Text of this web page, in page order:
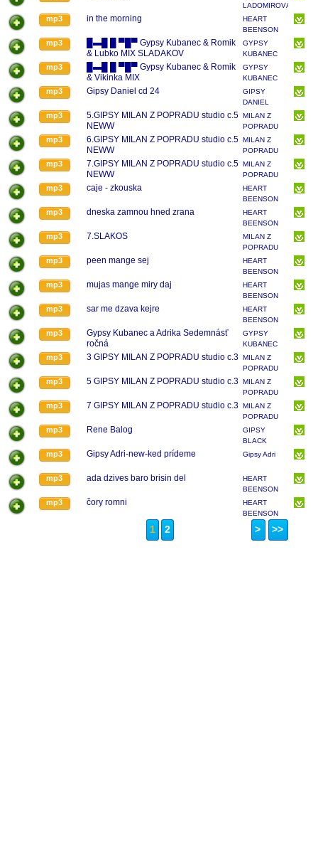
LADOMIROVÁ
mp3 in the morning
HEART
BEENSON
...BAND
mp3
█▬█ █ ▀█▀ Gypsy Kubanec & Romik
& Lubko MIX SLADAKOV
GYPSY
KUBANEC
ZDIEĽAJ
mp3
█▬█ █ ▀█▀ Gypsy Kubanec & Romik
& Vikinka MIX
GYPSY
KUBANEC
ZDIEĽAJ
mp3 Gipsy Daniel cd 24
GIPSY
DANIEL
mp3
5.GIPSY MILAN Z POPRADU studio c.5
NEWW
MILAN Z
POPRADU
mp3
6.GIPSY MILAN Z POPRADU studio c.5
NEWW
MILAN Z
POPRADU
mp3
7.GIPSY MILAN Z POPRADU studio c.5
NEWW
MILAN Z
POPRADU
mp3 caje - zkouska
HEART
BEENSON
...BAND
mp3 dneska zamnou hned zrana
HEART
BEENSON
...BAND
mp3 7.SLAKOS
MILAN Z
POPRADU
mp3 peen mange sej
HEART
BEENSON
...BAND
mp3 mujas mange miry daj
HEART
BEENSON
...BAND
mp3 sar me dzava kejre
HEART
BEENSON
...BAND
mp3
Gypsy Kubanec a Adrika Sedemnásť
ročná
GYPSY
KUBANEC
ZDIEĽAJ
mp3 3 GIPSY MILAN Z POPRADU studio c.3 MILAN Z
POPRADU
mp3 5 GIPSY MILAN Z POPRADU studio c.3 MILAN Z
POPRADU
mp3 7 GIPSY MILAN Z POPRADU studio c.3 MILAN Z
POPRADU
mp3 Rene Balog
GIPSY
BLACK
CHORDS
mp3 Gipsy Adri-new-ked prídeme Gipsy Adri
mp3 ada dzives baro brisin del
HEART
BEENSON
...BAND
mp3 čory romni
HEART
BEENSON
...BAND
1 2 > >>